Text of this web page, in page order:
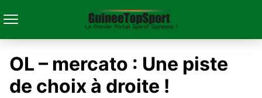
OL – mercato : Une piste
de choix à droite !